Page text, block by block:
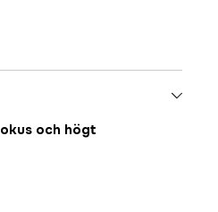
och högt